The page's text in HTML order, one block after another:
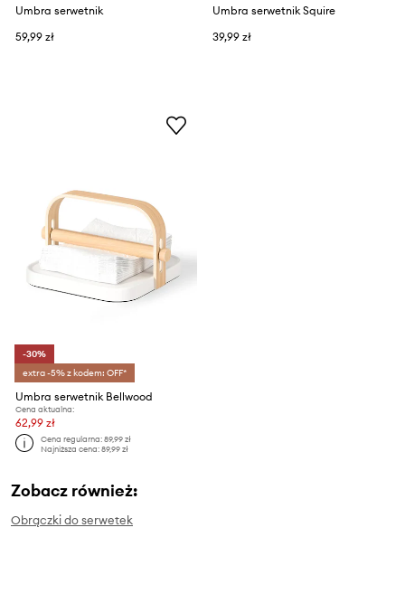
Umbra serwetnik
59,99 zł
Umbra serwetnik Squire
39,99 zł
-30%
extra -5% z kodem: OFF*
Umbra serwetnik Bellwood
Cena aktualna:
62,99 zł
Cena regularna:89,99 zł
Najniższa cena:89,99 zł
Zobacz również:
Obrączki do serwetek